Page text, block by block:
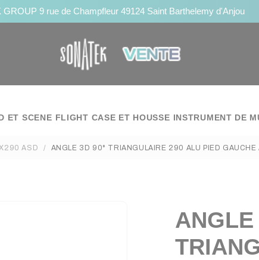
GROUP 9 rue de Champfleur 49124 Saint Barthelemy d'Anjou
ET SCENE FLIGHT CASE ET HOUSSE INSTRUMENT DE
ASD ANGLE 3D 90° TRIANGULAIRE 290 ALU PIED GAUCHE
ANGLE